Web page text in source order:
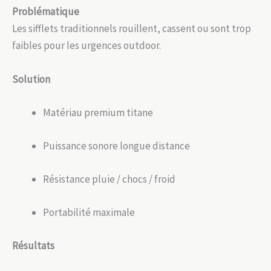
Problématique
Les sifflets traditionnels rouillent, cassent ou sont trop
faibles pour les urgences outdoor.
Solution
Matériau premium titane
Puissance sonore longue distance
Résistance pluie / chocs / froid
Portabilité maximale
Résultats